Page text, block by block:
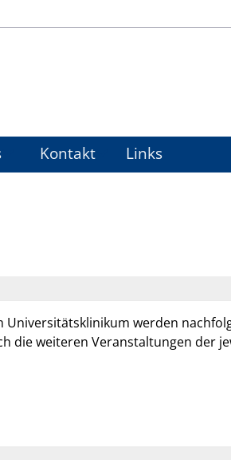
Kontakt Links
werden
die weiteren Veranstaltungen der